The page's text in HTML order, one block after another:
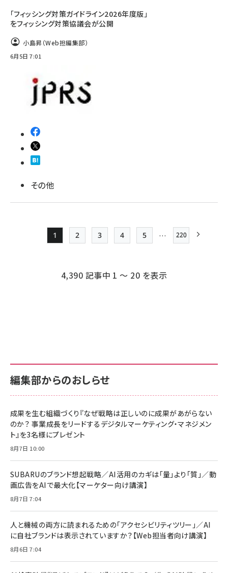
「フィッシング対策ガイドライン2026年度版」
をフィッシング対策協議会が公開
小島昇（Web担編集部）
6月5日 7:01
その他
ジ
Page
1
Page
2
Page
3
Page
4
Page
5 … 220
4,390 記事中 1 ～ 20 を表示
編集部からのおしらせ
成果を生む組織づくり『なぜ戦略は正しいのに成果があがらない
のか？ 事業成長をリードするデジタルマーケティング・マネジメン
ト』を3名様にプレゼント
8月7日 10:00
SUBARUのブランド想起戦略／AI活用のカギは「量」より「質」／動
画広告をAIで最大化【マーケター向け講演】
8月7日 7:04
人と機械の両方に読まれるための「アクセシビリティツリー」／AI
に自社ブランドは表示されていますか？【Web担当者向け講演】
8月6日 7:04